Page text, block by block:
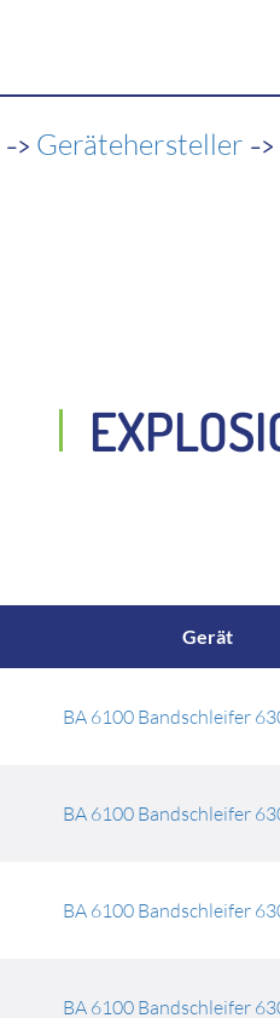
-> Gerätehersteller ->
Gerät
BA 6100 Bandschleifer
BA 6100 Bandschleifer
BA 6100 Bandschleifer
BA 6100 Bandschleifer